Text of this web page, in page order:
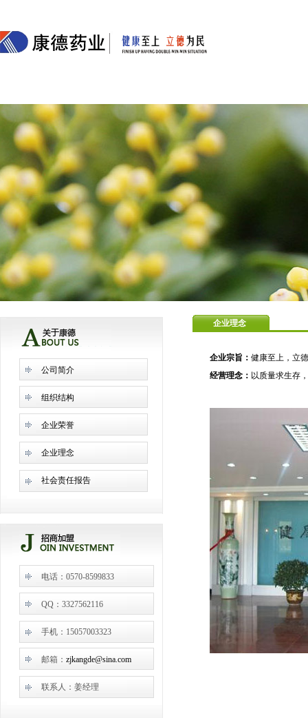
公司简介
组织结构
企业荣誉
企业理念
社会责任报告
电话：0570-8599833
QQ：3327562116
手机：15057003323
邮箱： zjkangde@sina.com
联系人：姜经理
企业理念
企业宗旨： 健康至上，立
经营理念： 以质量求生存